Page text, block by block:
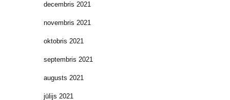
decembris 2021
novembris 2021
oktobris 2021
septembris 2021
augusts 2021
jūlijs 2021